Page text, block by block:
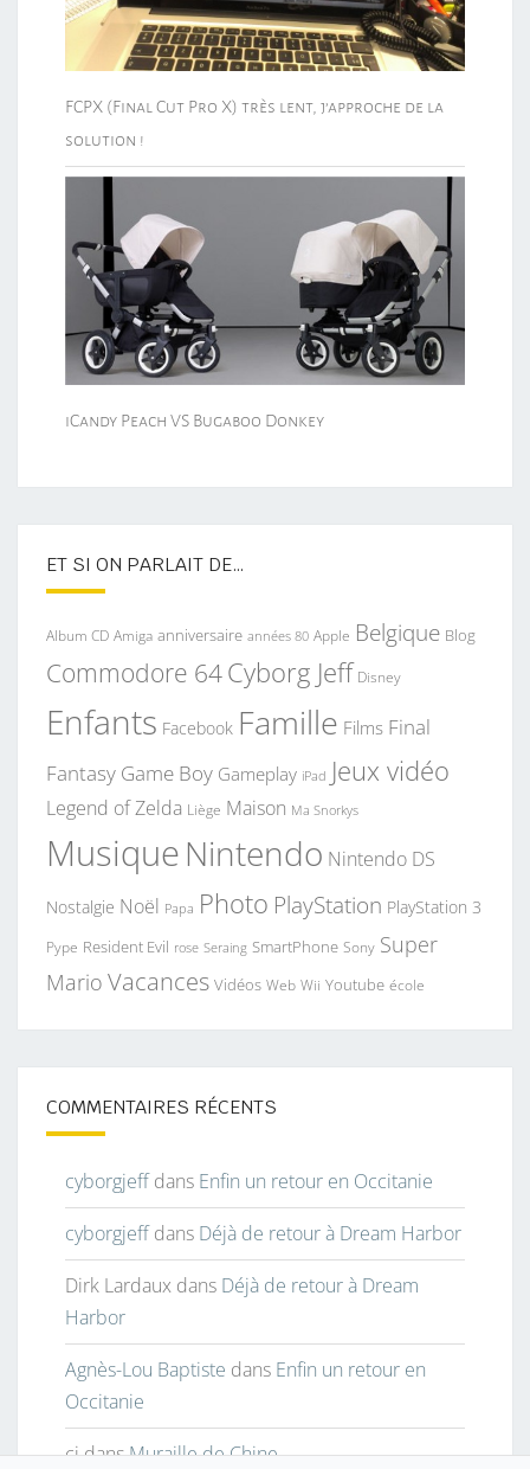
FCPX (Final Cut Pro X) très lent, j’approche de la
solution !
iCandy Peach VS Bugaboo Donkey
ET SI ON PARLAIT DE…
Album CD Amiga anniversaire années 80 Apple Belgique Blog
Commodore 64Cyborg Jeff Disney
Enfants Facebook Famille Films Final
Fantasy Game Boy Gameplay iPad Jeux vidéo
Legend of Zelda Liège Maison Ma Snorkys
MusiqueNintendo Nintendo DS
Nostalgie Noël Papa Photo PlayStation PlayStation 3
Pype Resident Evil rose Seraing SmartPhone Sony Super
Mario Vacances Vidéos Web Wii Youtube école
COMMENTAIRES RÉCENTS
cyborgjeffdans Enfin un retour en Occitanie
cyborgjeffdans Déjà de retour à Dream Harbor
Dirk Lardaux dans Déjà de retour à Dream
Harbor
Agnès-Lou Baptiste dans Enfin un retour en
Occitanie
cjdansMuraille de Chine